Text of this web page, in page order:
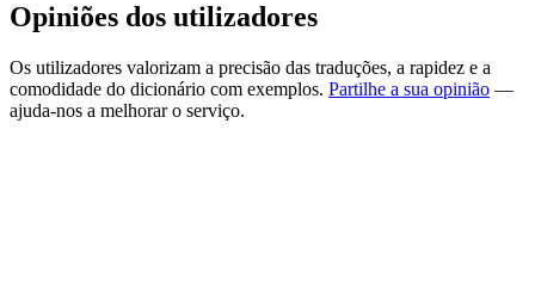
Opiniões dos utilizadores
Os utilizadores valorizam a precisão das traduções, a rapidez e a
comodidade do dicionário com exemplos. Partilhe a sua opinião —
ajuda-nos a melhorar o serviço.